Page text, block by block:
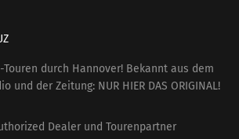
Touren durch Hannover! Bekannt aus dem
und der Zeitung: NUR HIER DAS ORIGINAL!
Dealer und Tourenpartner